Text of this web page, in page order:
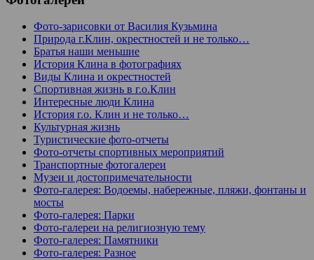
Фото-зарисовки от Василия Кузьмина
Природа г.Клин, окрестностей и не только…
Братья наши меньшие
История Клина в фотографиях
Виды Клина и окрестностей
Спортивная жизнь в г.о.Клин
Интересные люди Клина
История г.о. Клин и не только…
Культурная жизнь
Туристические фото-отчеты
Фото-отчеты спортивных мероприятий
Транспортные фотогалереи
Музеи и достопримечательности
Фото-галерея: Водоемы, набережные, пляжи, фонтаны и
мосты
Фото-галерея: Парки
Фото-галереи на религиозную тему
Фото-галерея: Памятники
Фото-галерея: Разное